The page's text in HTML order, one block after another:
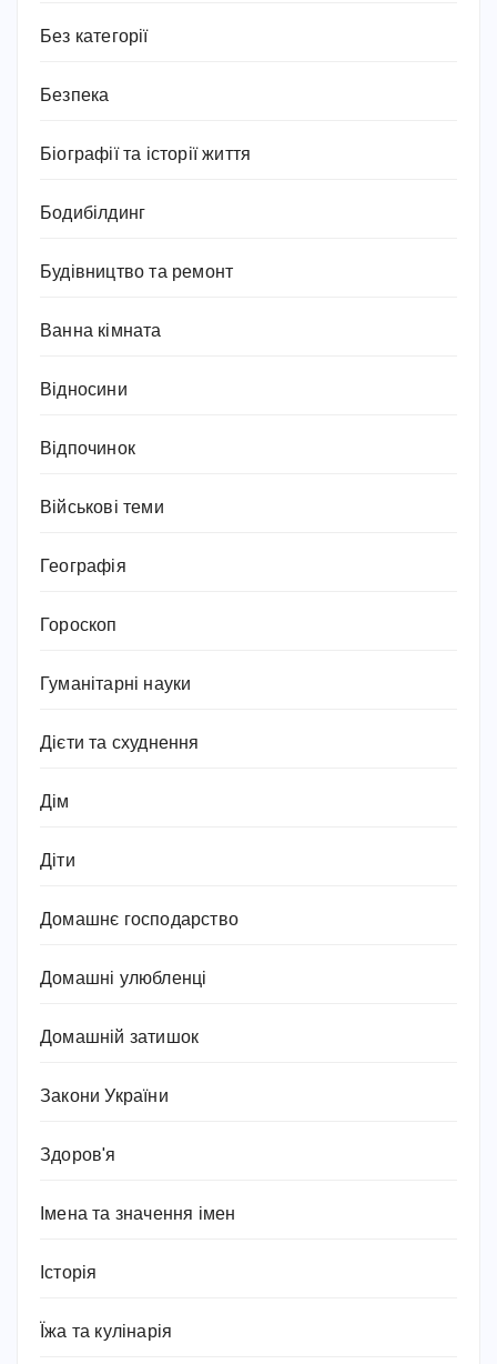
Без категорії
Безпека
Біографії та історії життя
Бодибілдинг
Будівництво та ремонт
Ванна кімната
Відносини
Відпочинок
Військові теми
Географія
Гороскоп
Гуманітарні науки
Дієти та схуднення
Дім
Діти
Домашнє господарство
Домашні улюбленці
Домашній затишок
Закони України
Здоров'я
Імена та значення імен
Історія
Їжа та кулінарія